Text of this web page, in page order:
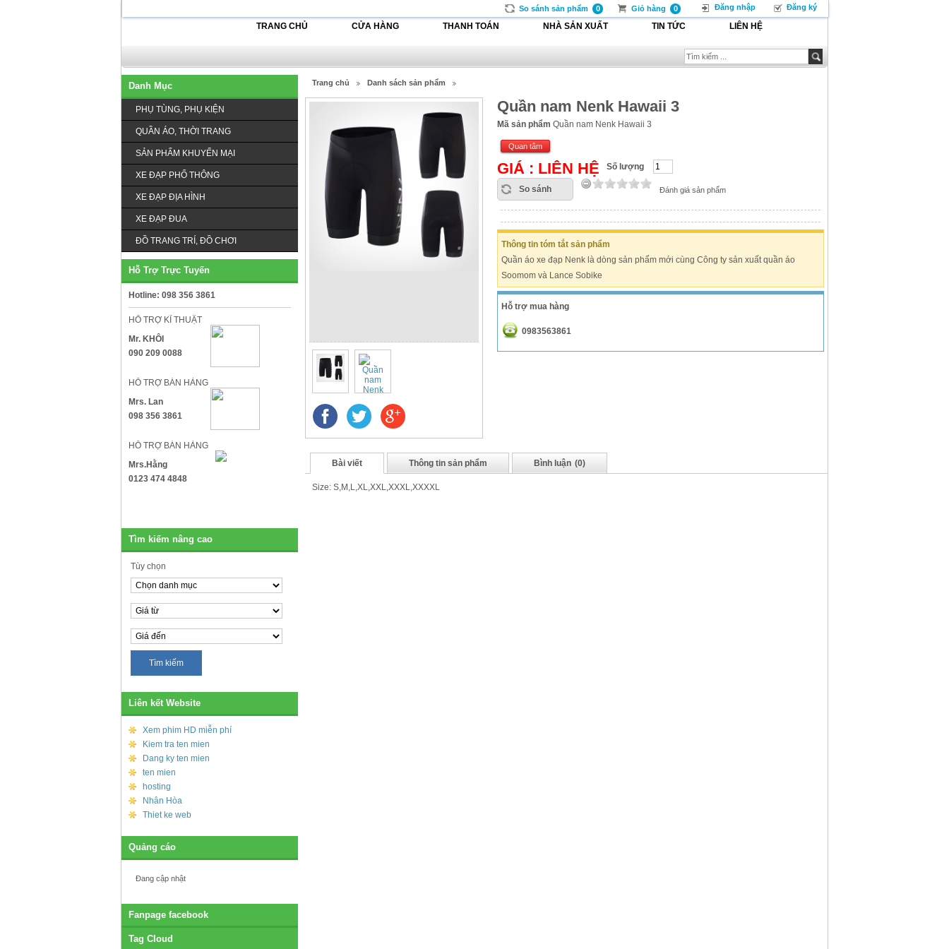
So sánh sản phẩm 0 Giỏ hàng 0 Đăng nhập Đăng ký
TRANG CHỦ CỬA HÀNG THANH TOÁN NHÀ SẢN XUẤT TIN TỨC LIÊN HỆ
Trang chủ Danh sách sản phẩm
Quần nam Nenk Hawaii 3
Mã sản phẩm Quần nam Nenk Hawaii 3
Quan tâm
GIÁ : LIÊN HỆ Số lượng
So sánh Đánh giá sản phẩm
Thông tin tóm tắt sản phẩm
Quần áo xe đạp Nenk là dòng sản phẩm mới cùng Công ty sản xuất quần áo
Soomom và Lance Sobike
Hỗ trợ mua hàng
0983563861
Bài viết Thông tin sản phẩm Bình luận (0)
Size: S,M,L,XL,XXL,XXXL,XXXXL
Danh Mục
PHỤ TÙNG, PHỤ KIỆN
QUẦN ÁO, THỜI TRANG
SẢN PHẨM KHUYẾN MẠI
XE ĐẠP PHỔ THÔNG
XE ĐẠP ĐỊA HÌNH
XE ĐẠP ĐUA
ĐỒ TRANG TRÍ, ĐỒ CHƠI
Hỗ Trợ Trực Tuyến
Hotline: 098 356 3861
HỖ TRỢ KĨ THUẬT
Mr. KHÔI
090 209 0088
HỖ TRỢ BÁN HÀNG
Mrs. Lan
098 356 3861
HỖ TRỢ BÁN HÀNG
Mrs.Hằng
0123 474 4848
Tìm kiếm nâng cao
Tùy chọn
Liên kết Website
Xem phim HD miễn phí
Kiem tra ten mien
Dang ky ten mien
ten mien
hosting
Nhân Hòa
Thiet ke web
Quảng cáo
Đang cập nhật
Fanpage facebook
Tag Cloud